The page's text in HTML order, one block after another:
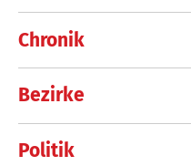
Chronik
Bezirke
Politik